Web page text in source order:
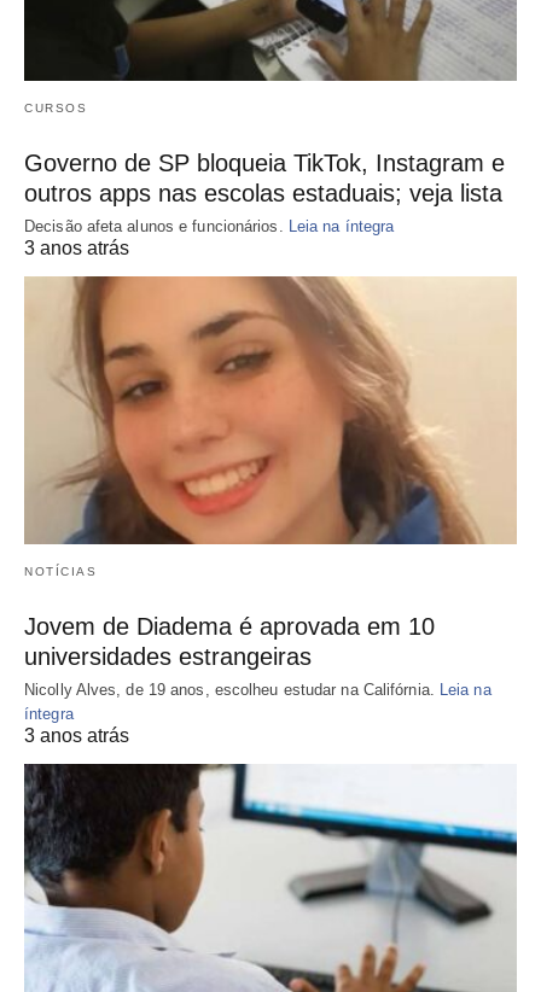
CURSOS
Governo de SP bloqueia TikTok, Instagram e
outros apps nas escolas estaduais; veja lista
Decisão afeta alunos e funcionários. Leia na íntegra
3 anos atrás
NOTÍCIAS
Jovem de Diadema é aprovada em 10
universidades estrangeiras
Nicolly Alves, de 19 anos, escolheu estudar na Califórnia. Leia na
íntegra
3 anos atrás